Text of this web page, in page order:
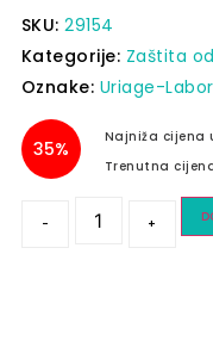
SKU:29154
Kategorije: Zaštita
Oznake: Uriage-
35%
Najniža cijena
Trenutna
- +